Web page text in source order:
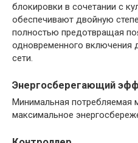
блокировки в сочетании с
обеспечивают двойную
полностью предотвращая
одновременного включения
сети.
Энергосберегающий
Минимальная потребляемая
максимальное